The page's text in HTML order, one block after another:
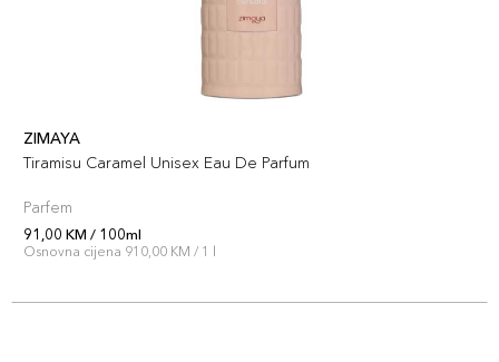
ZIMAYA
Tiramisu Caramel Unisex Eau De Parfum
Parfem
91,00 KM / 100ml
Osnovna cijena 910,00 KM / 1 l